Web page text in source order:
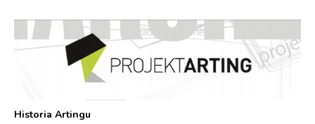
Historia Artingu